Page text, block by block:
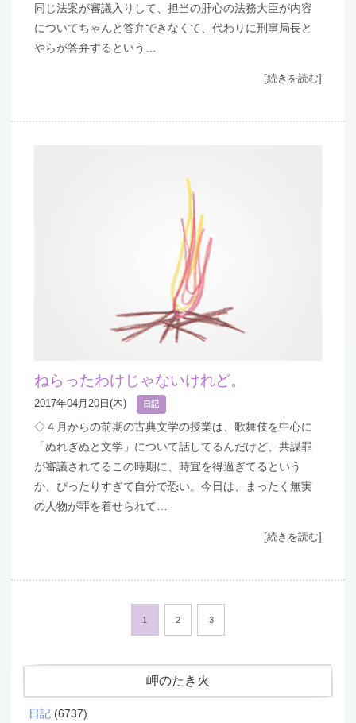
同じ法案が審議入りして、担当の肝心の法務大臣が内容
についてちゃんと答弁できなくて、代わりに刑事局長と
やらが答弁するという…
[続きを読む]
ねらったわけじゃないけれど。
2017年04月20日(木) 日記
◇４月からの前期の古典文学の授業は、歌舞伎を中心に
「ぬれぎぬと文学」について話してるんだけど、共謀罪
が審議されてるこの時期に、時宜を得過ぎてるという
か、ぴったりすぎて自分で恐い。今日は、まったく無実
の人物が罪を着せられて…
[続きを読む]
1 2 3
岬のたき火
日記(6737)